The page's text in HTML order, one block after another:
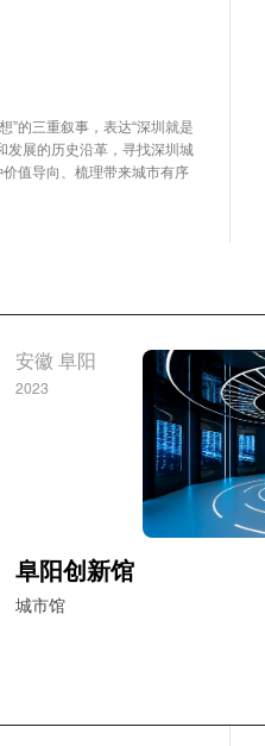
”的三重叙事，表达“深圳就是
发展的历史沿革，寻找深圳城
值导向、梳理带来城市有序
安徽 阜阳
2023
阜阳创新馆
城市馆